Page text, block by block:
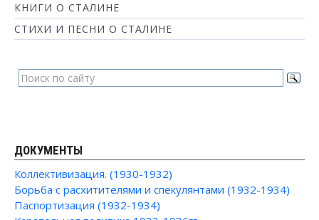
КНИГИ О СТАЛИНЕ
СТИХИ И ПЕСНИ О СТАЛИНЕ
ДОКУМЕНТЫ
Коллективизация. (1930-1932)
Борьба с расхитителями и спекулянтами (1932-1934)
Паспортизация (1932-1934)